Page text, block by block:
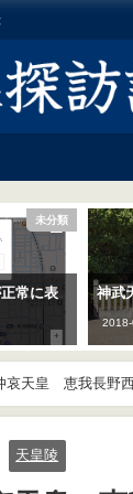
未分類
常に表
神武
哀天皇 恵我長野
天皇陵